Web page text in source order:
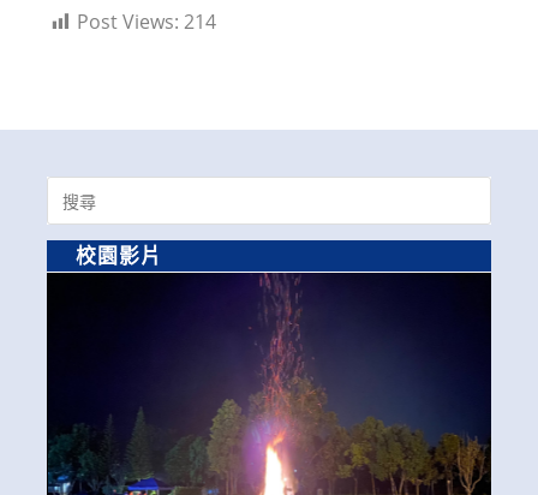
Post Views: 214
Search
for:
校園影片